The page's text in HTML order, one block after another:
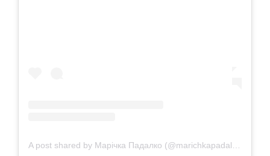
A post shared by Марічка Падалко (@marichkapadalko)